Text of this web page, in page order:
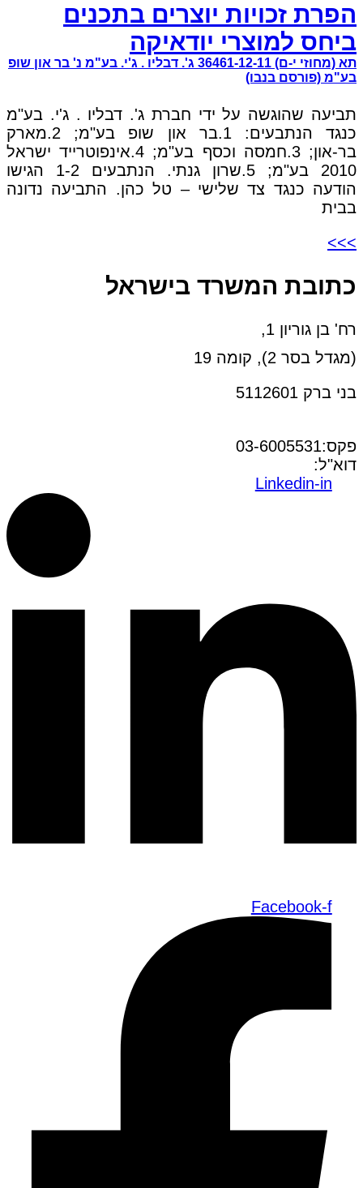
הפרת זכויות יוצרים בתכנים
ביחס למוצרי יודאיקה
תא (מחוזי י-ם) 36461-12-11 ג'. דבליו . ג'י. בע"מ נ' בר און שופ
בע"מ (פורסם בנבו)
תביעה שהוגשה על ידי חברת ג'. דבליו . ג'י. בע"מ
כנגד הנתבעים: 1.בר און שופ בע"מ; 2.מארק
בר-און; 3.חמסה וכסף בע"מ; 4.אינפוטרייד ישראל
2010 בע"מ; 5.שרון גנתי. הנתבעים 1-2 הגישו
הודעה כנגד צד שלישי – טל כהן. התביעה נדונה
בבית
>>>
כתובת המשרד בישראל
רח' בן גוריון 1,
(מגדל בסר 2), קומה 19
בני ברק 5112601
פקס:03-6005531
דוא"ל:
Linkedin-in
Facebook-f